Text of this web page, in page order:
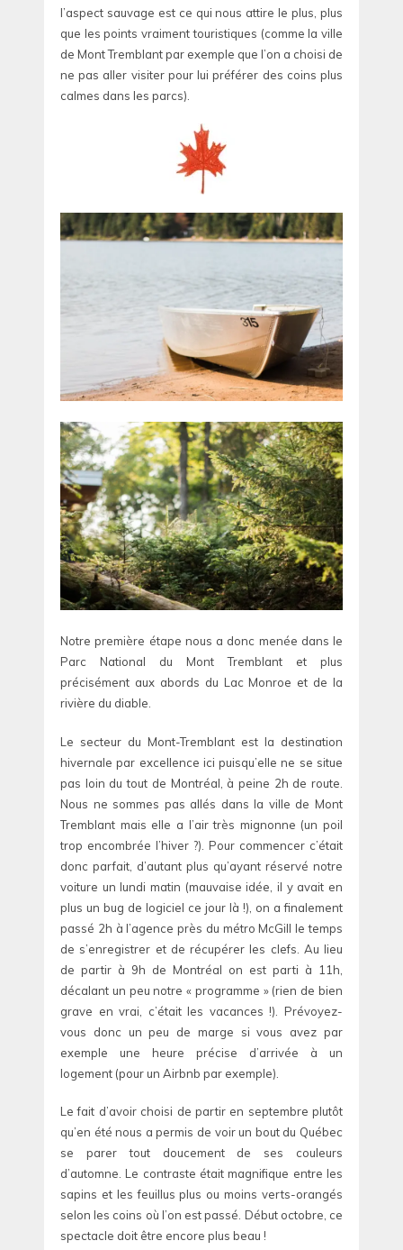
l’aspect sauvage est ce qui nous attire le plus, plus
que les points vraiment touristiques (comme la ville
de Mont Tremblant par exemple que l’on a choisi de
ne pas aller visiter pour lui préférer des coins plus
calmes dans les parcs).
Notre première étape nous a donc menée dans le
Parc National du Mont Tremblant et plus
précisément aux abords du Lac Monroe et de la
rivière du diable.
Le secteur du Mont-Tremblant est la destination
hivernale par excellence ici puisqu’elle ne se situe
pas loin du tout de Montréal, à peine 2h de route.
Nous ne sommes pas allés dans la ville de Mont
Tremblant mais elle a l’air très mignonne (un poil
trop encombrée l’hiver ?). Pour commencer c’était
donc parfait, d’autant plus qu’ayant réservé notre
voiture un lundi matin (mauvaise idée, il y avait en
plus un bug de logiciel ce jour là !), on a finalement
passé 2h à l’agence près du métro McGill le temps
de s’enregistrer et de récupérer les clefs. Au lieu
de partir à 9h de Montréal on est parti à 11h,
décalant un peu notre « programme » (rien de bien
grave en vrai, c’était les vacances !). Prévoyez-
vous donc un peu de marge si vous avez par
exemple une heure précise d’arrivée à un
logement (pour un Airbnb par exemple).
Le fait d’avoir choisi de partir en septembre plutôt
qu’en été nous a permis de voir un bout du Québec
se parer tout doucement de ses couleurs
d’automne. Le contraste était magnifique entre les
sapins et les feuillus plus ou moins verts-orangés
selon les coins où l’on est passé. Début octobre, ce
spectacle doit être encore plus beau !